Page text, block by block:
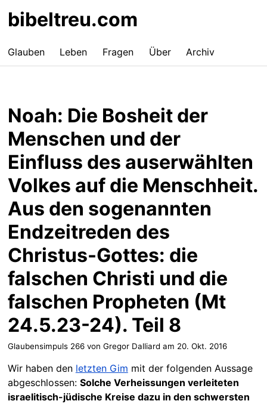
bibeltreu.com
Glauben Leben Fragen Über Archiv
Noah: Die Bosheit der
Menschen und der
Einfluss des auserwählten
Volkes auf die Menschheit.
Aus den sogenannten
Endzeitreden des
Christus-Gottes: die
falschen Christi und die
falschen Propheten (Mt
24.5.23-24). Teil 8
Glaubensimpuls 266 von Gregor Dalliard am 20. Okt. 2016
Wir haben den letzten Gim mit der folgenden Aussage
abgeschlossen: Solche Verheissungen verleiteten
israelitisch-jüdische Kreise dazu in den schwersten